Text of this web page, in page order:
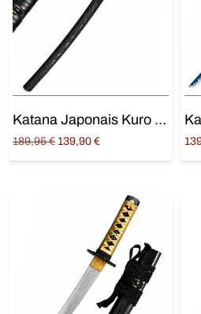
Katana Japonais Kuro Kiku – Symbole Impérial du Chrysanthème
189,95€ Original
139,90 €Current
Ajouter au panier